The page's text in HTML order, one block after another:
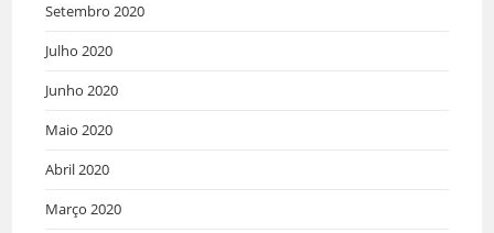
Setembro 2020
Julho 2020
Junho 2020
Maio 2020
Abril 2020
Março 2020